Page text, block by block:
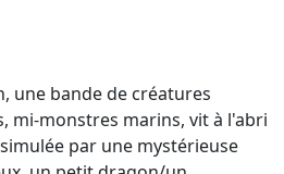
une bande de créatures
mi-monstres marins, vit à l'abri
par une mystérieuse